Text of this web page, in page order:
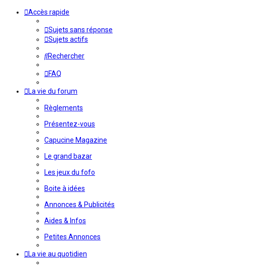
Accès rapide
Sujets sans réponse
Sujets actifs
Rechercher
FAQ
La vie du forum
Règlements
Présentez-vous
Capucine Magazine
Le grand bazar
Les jeux du fofo
Boite à idées
Annonces & Publicités
Aides & Infos
Petites Annonces
La vie au quotidien